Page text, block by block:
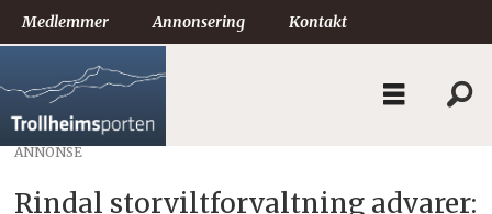
Medlemmer Annonsering Kontakt
ANNONSE
Rindal storviltforvaltning advarer: